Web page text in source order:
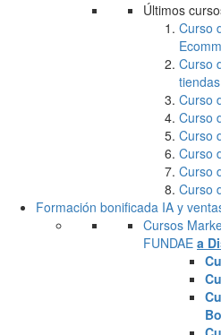
Últimos
Curso
Curso
Curso
Curso
Curso
Curso
Curso
Curso
Formación bonificada IA y
Cursos
FUNDAE a